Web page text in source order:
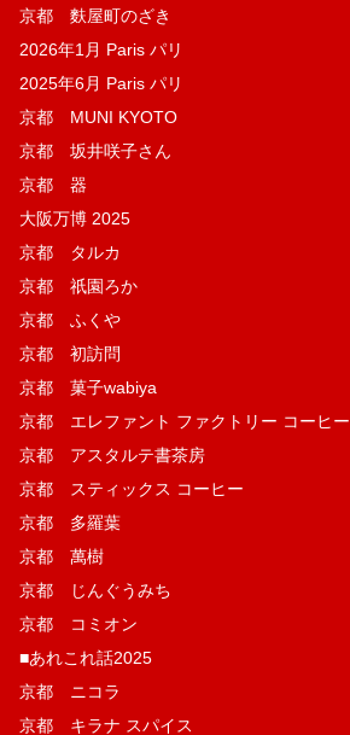
京都 麩屋町のざき
2026年1月 Paris パリ
2025年6月 Paris パリ
京都 MUNI KYOTO
京都 坂井咲子さん
京都 器
大阪万博 2025
京都 タルカ
京都 祇園ろか
京都 ふくや
京都 初訪問
京都 菓子wabiya
京都 エレファント ファクトリー コーヒー
京都 アスタルテ書茶房
京都 スティックス コーヒー
京都 多羅葉
京都 萬樹
京都 じんぐうみち
京都 コミオン
■あれこれ話2025
京都 ニコラ
京都 キラナ スパイス